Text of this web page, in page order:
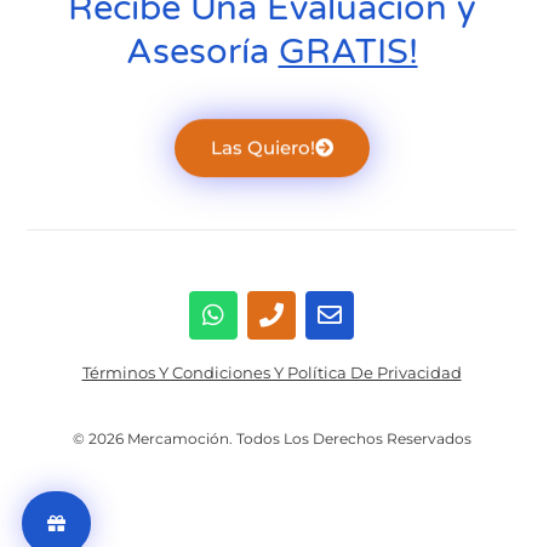
Asesoría GRATIS!
Las Quiero!
Términos Y Condiciones Y Política De Privacidad
© 2026 Mercamoción. Todos Los Derechos Reservados